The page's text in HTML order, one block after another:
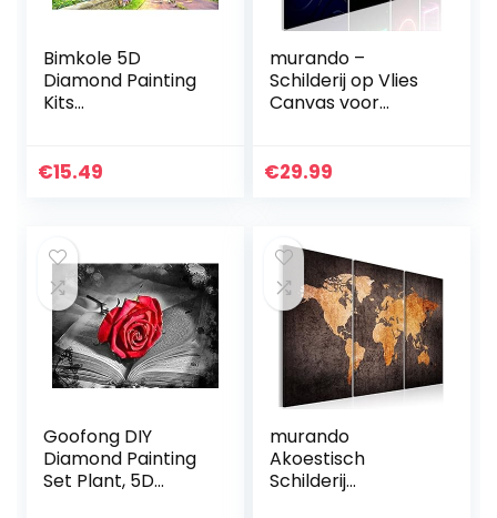
Bimkole 5D
Diamond Painting
Kits
Schilderij Kit Full
€15.49
murando –
Schilderij op Vlies
Canvas voor
Wandafbeelding 4
€29.99
Goofong DIY
Diamond Painting
Set Plant, 5D
murando
Akoestisch
Schilderij